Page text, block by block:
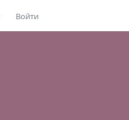
Войти